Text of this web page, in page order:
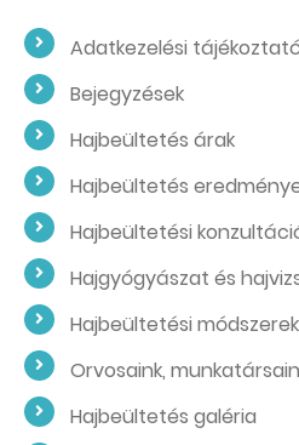
Adatkezelési
Bejegyzések
Hajbeültetés árak
Hajbeültetés
Hajbeültetési
Hajgyógyászat és
Hajbeültetési módszerek
Orvosaink,
Hajbeültetés galéria